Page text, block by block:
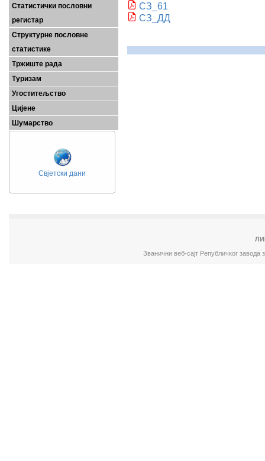
Статистички пословни
регистар
Структурне пословне
статистике
Тржиште рада
Туризам
Угоститељство
Цијене
Шумарство
Свјетски дани
СЗ_61
СЗ_ДД
Званични веб-сајт Републичког